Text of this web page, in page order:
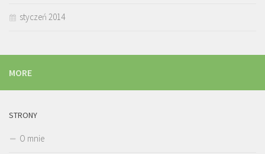
styczeń 2014
MORE
STRONY
O mnie